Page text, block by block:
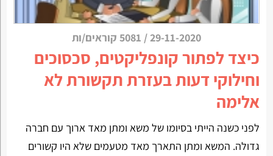
29-11-2020
/ 5081 קוראים/ות
כיצד לפתור קונפליקטים, סכסוכים
וחילוקי דעות בעזרת תקשורת לא
אלימה
לפני כשנה הייתי בסיומו של משא ומתן מאד ארוך עם חברה
גדולה. המשא ומתן התארך מאד מטעמים שלא היו קשורים